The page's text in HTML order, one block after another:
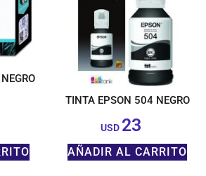
TINTA EPSON 504 NEGRO
USD 23
AÑADIR AL CARRITO